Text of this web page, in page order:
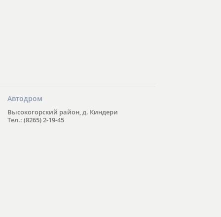
Автодром
Высокогорский район, д. Киндери
Тел.: (8265) 2-19-45